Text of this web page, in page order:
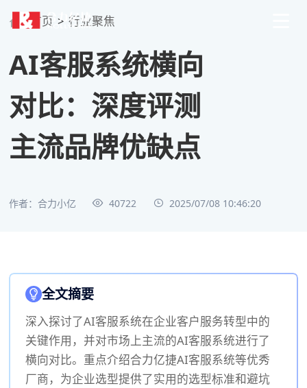
首页 > 行业聚焦
AI客服系统横向
对比：深度评测
主流品牌优缺点
作者：合力小亿 40722 2025/07/08 10:46:20
全文摘要
深入探讨了AI客服系统在企业客户服务转型中的
关键作用，并对市场上主流的AI客服系统进行了
横向对比。重点介绍合力亿捷AI客服系统等优秀
厂商，为企业选型提供了实用的选型标准和避坑